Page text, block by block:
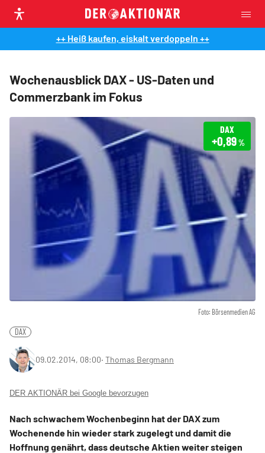
++ Heiß kaufen, eiskalt verdoppeln ++
Wochenausblick DAX - US-Daten und
Commerzbank im Fokus
Foto: Börsenmedien AG
DAX
+0,89%
DAX
09.02.2014, 08:00‧ Thomas Bergmann
DER AKTIONÄR bei Google bevorzugen
Nach schwachem Wochenbeginn hat der DAX zum
Wochenende hin wieder stark zugelegt und damit die
Hoffnung genährt, dass deutsche Aktien weiter steigen